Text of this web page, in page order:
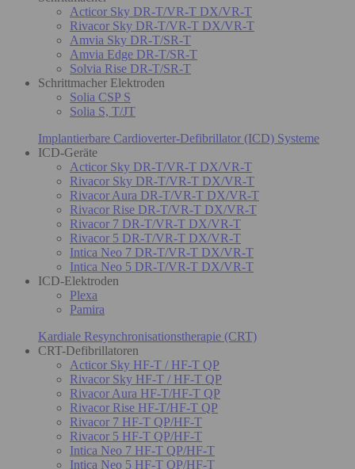
Acticor Sky DR-T/VR-T DX/VR-T
Rivacor Sky DR-T/VR-T DX/VR-T
Amvia Sky DR-T/SR-T
Amvia Edge DR-T/SR-T
Solvia Rise DR-T/SR-T
Schrittmacher Elektroden
Solia CSP S
Solia S, T/JT
Implantierbare Cardioverter-Defibrillator (ICD) Systeme
ICD-Geräte
Acticor Sky DR-T/VR-T DX/VR-T
Rivacor Sky DR-T/VR-T DX/VR-T
Rivacor Aura DR-T/VR-T DX/VR-T
Rivacor Rise DR-T/VR-T DX/VR-T
Rivacor 7 DR-T/VR-T DX/VR-T
Rivacor 5 DR-T/VR-T DX/VR-T
Intica Neo 7 DR-T/VR-T DX/VR-T
Intica Neo 5 DR-T/VR-T DX/VR-T
ICD-Elektroden
Plexa
Pamira
Kardiale Resynchronisationstherapie (CRT)
CRT-Defibrillatoren
Acticor Sky HF-T / HF-T QP
Rivacor Sky HF-T / HF-T QP
Rivacor Aura HF-T/HF-T QP
Rivacor Rise HF-T/HF-T QP
Rivacor 7 HF-T QP/HF-T
Rivacor 5 HF-T QP/HF-T
Intica Neo 7 HF-T QP/HF-T
Intica Neo 5 HF-T QP/HF-T